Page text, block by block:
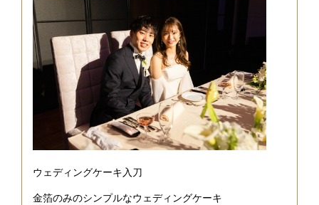
ウェディングケーキ入刀
金箔のみのシンプルなウェディングケーキ